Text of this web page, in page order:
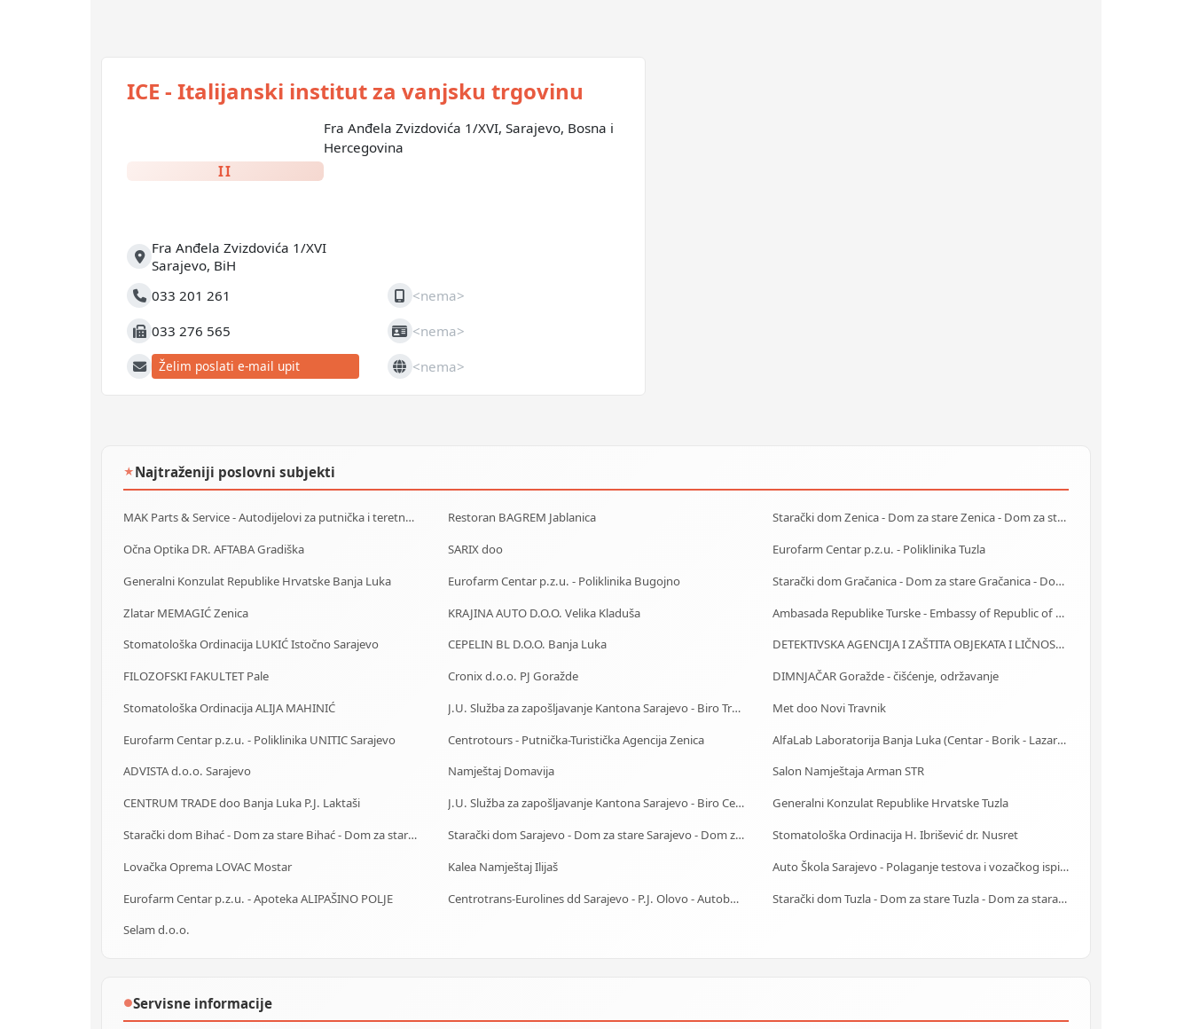
ICE - Italijanski institut za vanjsku trgovinu
II
Fra Anđela Zvizdovića 1/XVI, Sarajevo, Bosna i
Hercegovina
Adresa
Fra Anđela Zvizdovića 1/XVI
Sarajevo, BiH
Telefon033 201 261 Mobilni<nema>
Fax 033 276 565 JIB <nema>
E-mailŽelim poslati e-mail upit Web <nema>
★Najtraženiji poslovni subjekti
MAK Parts & Service - Autodijelovi za putnička i teretna vozila Gračanica Restoran BAGREM Jablanica
Starački dom Zenica - Dom za stare Zenica - Dom za stara lica Zenica
Očna Optika DR. AFTABA Gradiška
SARIX doo
Eurofarm Centar p.z.u. - Poliklinika Tuzla
Generalni Konzulat Republike Hrvatske Banja Luka
Eurofarm Centar p.z.u. - Poliklinika Bugojno
Starački dom Gračanica - Dom za stare Gračanica - Dom za stara lica Gračanica
Zlatar MEMAGIĆ Zenica
KRAJINA AUTO D.O.O. Velika Kladuša
Ambasada Republike Turske - Embassy of Republic of Turkey
Stomatološka Ordinacija LUKIĆ Istočno Sarajevo
CEPELIN BL D.O.O. Banja Luka
DETEKTIVSKA AGENCIJA I ZAŠTITA OBJEKATA I LIČNOSTI ALFA DM Travnik
FILOZOFSKI FAKULTET Pale
Cronix d.o.o. PJ Goražde
DIMNJAČAR Goražde - čišćenje, održavanje
Stomatološka Ordinacija ALIJA MAHINIĆ
J.U. Služba za zapošljavanje Kantona Sarajevo - Biro Trnovo
Met doo Novi Travnik
Eurofarm Centar p.z.u. - Poliklinika UNITIC Sarajevo
Centrotours - Putnička-Turistička Agencija Zenica
AlfaLab Laboratorija Banja Luka (Centar - Borik - Lazarevo)
ADVISTA d.o.o. Sarajevo
Namještaj Domavija
Salon Namještaja Arman STR
CENTRUM TRADE doo Banja Luka P.J. Laktaši
J.U. Služba za zapošljavanje Kantona Sarajevo - Biro Centar
Generalni Konzulat Republike Hrvatske Tuzla
Starački dom Bihać - Dom za stare Bihać - Dom za stara lica Bihać
Starački dom Sarajevo - Dom za stare Sarajevo - Dom za stara lica Sarajevo
Stomatološka Ordinacija H. Ibrišević dr. Nusret
Lovačka Oprema LOVAC Mostar
Kalea Namještaj Ilijaš
Auto Škola Sarajevo - Polaganje testova i vozačkog ispita
Eurofarm Centar p.z.u. - Apoteka ALIPAŠINO POLJE
Centrotrans-Eurolines dd Sarajevo - P.J. Olovo - Autobuska stanica
Starački dom Tuzla - Dom za stare Tuzla - Dom za stara lica Tuzla
Selam d.o.o.
●Servisne informacije